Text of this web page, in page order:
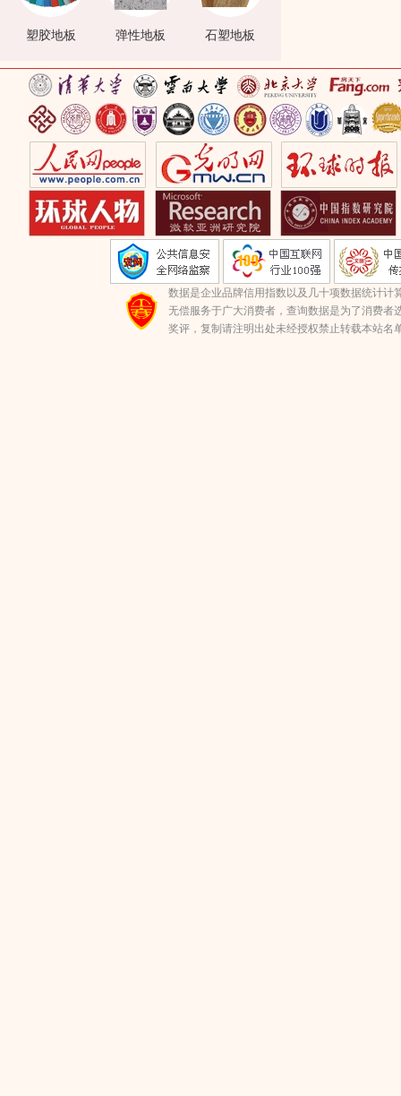
塑胶地板 弹性地板 石塑地板
数据是企业品牌信用指数以及几十项数据统计
无偿服务于广大消费者，查询数据是为了消费
奖评，复制请注明出处未经授权禁止转载本站名